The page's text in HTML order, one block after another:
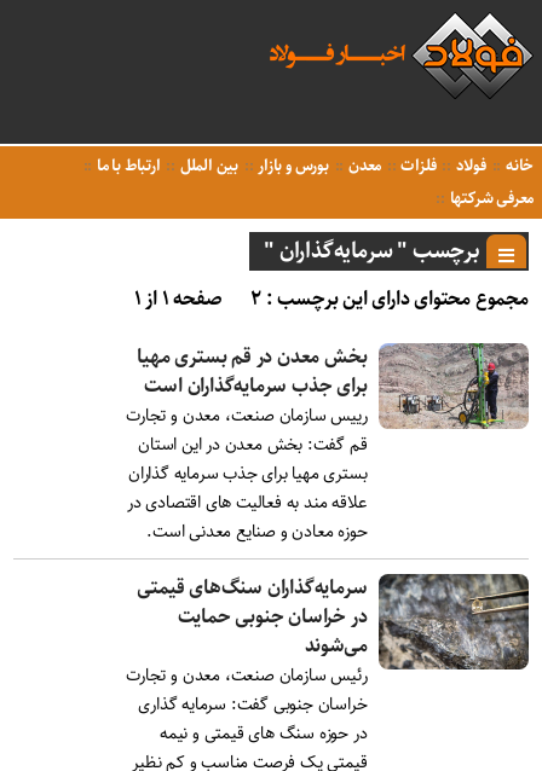
خانه فولاد فلزات معدن بورس و بازار بین الملل
ارتباط با ما
معرفی شرکتها
برچسب " سرمایه‌گذاران "
مجموع محتوای دارای این برچسب : ۲
صفحه ۱ از ۱
بخش معدن در قم بستری مهیا
برای جذب سرمایه‌گذاران است
رییس سازمان صنعت، معدن و تجارت
قم گفت: بخش معدن در این استان
بستری مهیا برای جذب سرمایه گذاران
علاقه مند به فعالیت های اقتصادی در
حوزه معادن و صنایع معدنی است.
سرمایه‌گذاران سنگ‌های قیمتی
در خراسان جنوبی حمایت
می‌شوند
رئیس سازمان صنعت، معدن و تجارت
خراسان جنوبی گفت: سرمایه گذاری
در حوزه سنگ های قیمتی و نیمه
قیمتی یک فرصت مناسب و کم نظیر